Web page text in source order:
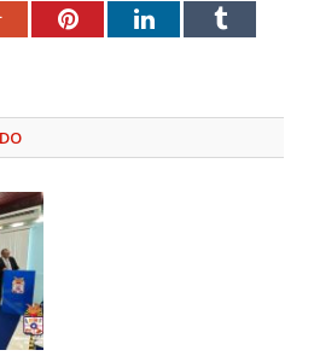
Google+PinterestLinkedInTumblr